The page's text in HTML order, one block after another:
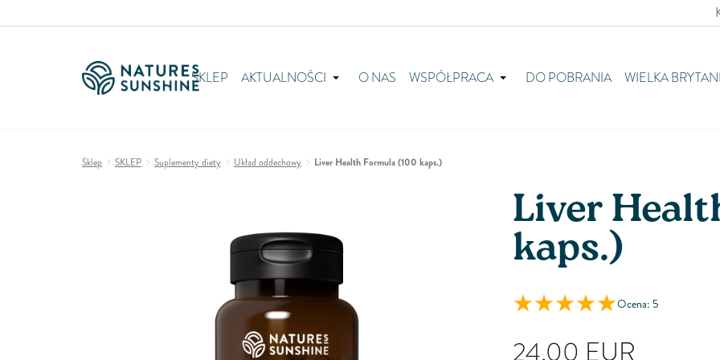
SKLEP AKTUALNOŚCI O NAS WSPÓŁPRACA DO POBRANIA WIELKA BRYTANIA
Sklep SKLEP Suplementy diety Układ oddechowy Liver Health Formula (100 kaps.)
Liver
kaps.)
Ocena: 5
24,00 EUR